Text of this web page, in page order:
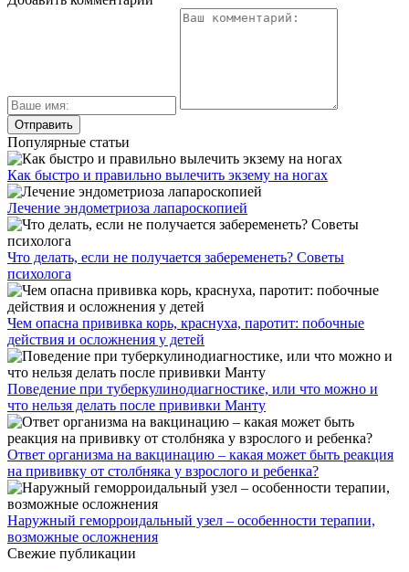
Популярные статьи
Как быстро и правильно вылечить экзему на ногах
Лечение эндометриоза лапароскопией
Что делать, если не получается забеременеть? Советы
психолога
Чем опасна прививка корь, краснуха, паротит: побочные
действия и осложнения у детей
Поведение при туберкулинодиагностике, или что можно и
что нельзя делать после прививки Манту
Ответ организма на вакцинацию – какая может быть реакция
на прививку от столбняка у взрослого и ребенка?
Наружный геморроидальный узел – особенности терапии,
возможные осложнения
Свежие публикации